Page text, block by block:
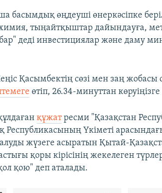
басымдық өңдеуші өнеркәсіпке
тыңайтқыштар дайындауға,
деді инвестициялар және даму
Қасымбектің сөзі мен заң жобасы
өтіп, 26.34-минуттан
құжатресми "Қазақстан
Республикасының Үкіметі
жүзеге асыратын Қытай-
қоры кірісінің жекелеген
қою" деп аталады.